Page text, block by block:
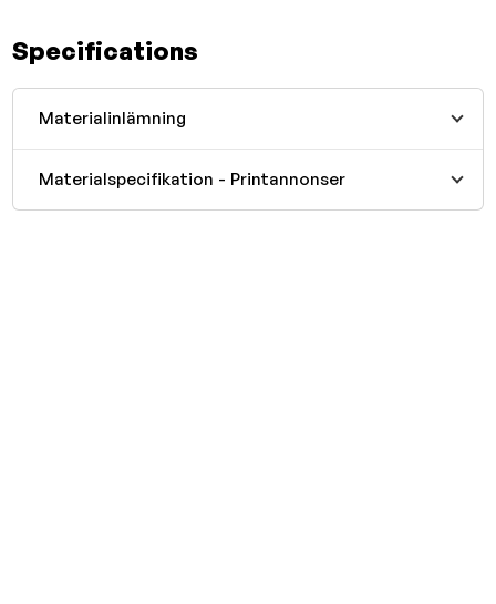
Specifications
Materialinlämning
Materialspecifikation - Printannonser